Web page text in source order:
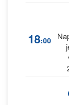
18:00